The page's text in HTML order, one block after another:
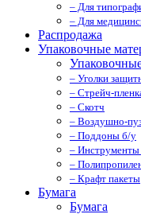
– Для
– Для
Распродажа
Упаковочные
– Уголки
– Стрейч-
– Скотч
– Воздушно-
– Поддоны б/у
– Инструменты
–
– Крафт пакеты
Бумага
Бумага